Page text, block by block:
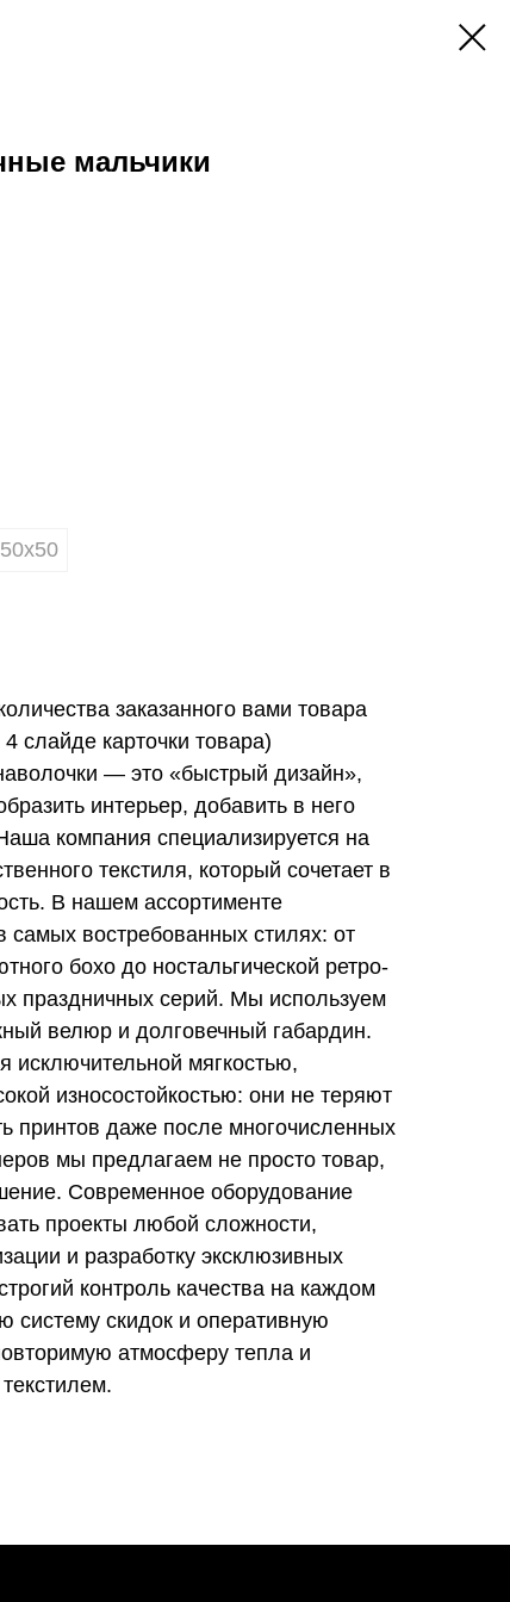
мальчики
50х50
заказанного вами товара
слайде карточки товара)
— это «быстрый дизайн»,
интерьер, добавить в него
компания специализируется на
текстиля, который сочетает в
В нашем ассортименте
самых востребованных стилях: от
бохо до ностальгической ретро-
праздничных серий. Мы используем
велюр и долговечный габардин.
исключительной мягкостью,
износостойкостью: они не теряют
принтов даже после многочисленных
мы предлагаем не просто товар,
Современное оборудование
проекты любой сложности,
и разработку эксклюзивных
контроль качества на каждом
систему скидок и оперативную
атмосферу тепла и